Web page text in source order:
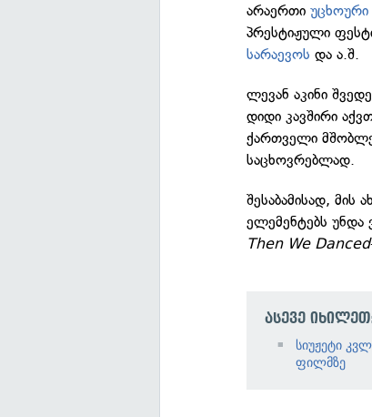
არაერთიუცხოური
პრესტიჟული
სარაევოს და ა.შ.
ლევან აკინი
დიდი კავშირი
ქართველი
საცხოვრებლად.
შესაბამისად,
ელემენტებს
Then We Danced
ასევე
სიუჟეტი
ფილმზე